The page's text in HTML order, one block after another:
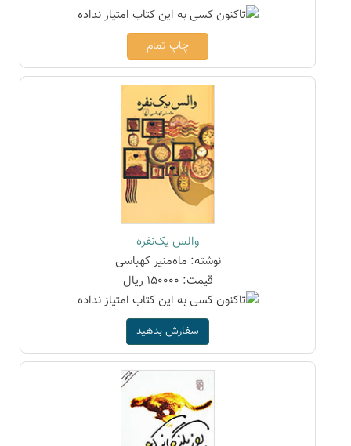
چاپ تمام
والس یک‌نفره
نوشته: ماه‌منیر کهباسی
قیمت: 150000 ریال
سفارش بدهید